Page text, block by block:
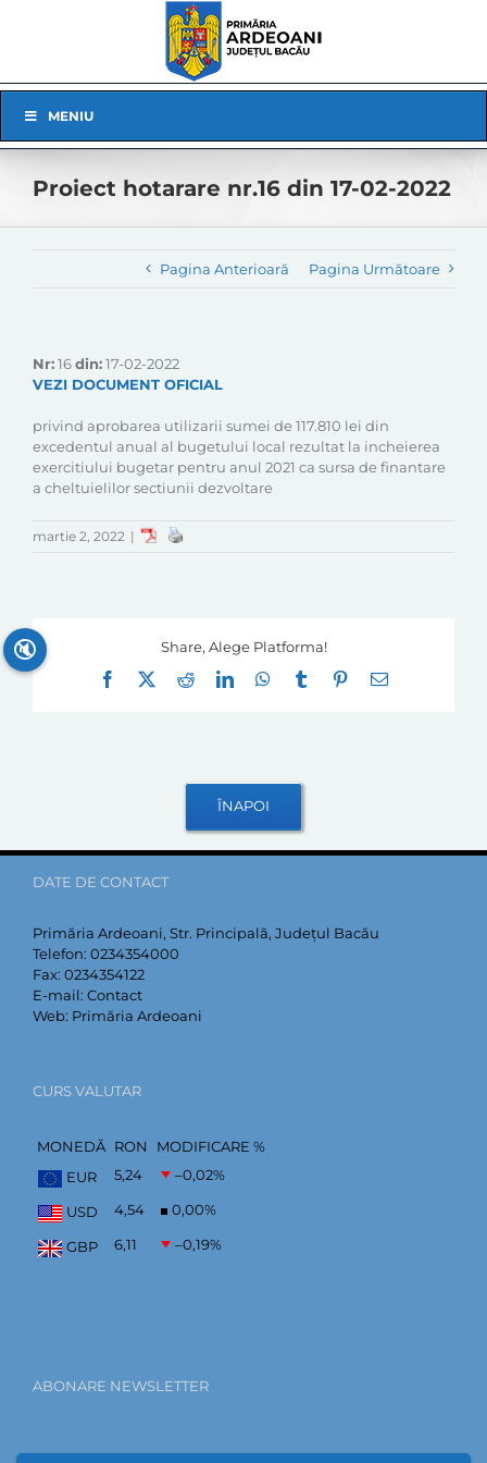
Navigation
MENIU
Proiect hotarare nr.16 din 17-02-2022
Pagina Anterioară Pagina Următoare
Nr:16din:17-02-2022
VEZI DOCUMENT OFICIAL
privind aprobarea utilizarii sumei de 117.810 lei din
excedentul anual al bugetului local rezultat la incheierea
exercitiului bugetar pentru anul 2021 ca sursa de finantare
a cheltuielilor sectiunii dezvoltare
martie 2, 2022 |
Share, Alege Platforma!
Facebook
RedditLinkedInWhatsApp
Tumblr Pinterest
E-
DATE DE CONTACT
Primăria Ardeoani, Str. Principală, Județul Bacău
Telefon: 0234354000
Fax: 0234354122
E-mail: Contact
Web: Primăria Ardeoani
CURS VALUTAR
MONEDĂ RON
MODIFICARE %
EUR
5,24 –0,02%
USD 4,54 0,00%
GBP 6,11 –0,19%
ABONARE NEWSLETTER
🔇